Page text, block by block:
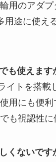
用のアダプ
用途に使え
も使えます
イトを搭載
用にも便
も視認性に
くないです